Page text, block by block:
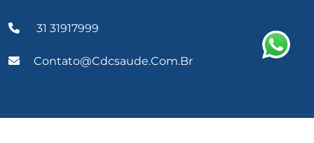
31 31917999
Contato@cdcsaude.com.br